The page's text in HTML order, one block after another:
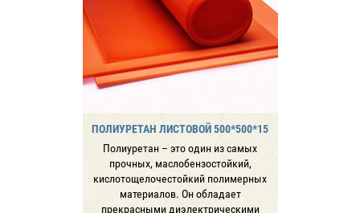
ПОЛИУРЕТАН ЛИСТОВОЙ 500*500*15
Полиуретан – это один из самых
прочных, маслобензостойкий,
кислотощелочестойкий полимерных
материалов. Он обладает
прекрасными диэлектрическими